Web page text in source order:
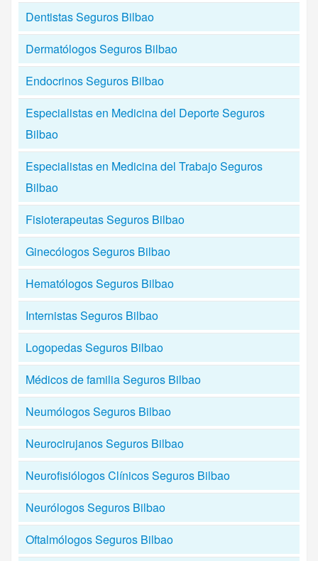
Dentistas Seguros Bilbao
Dermatólogos Seguros Bilbao
Endocrinos Seguros Bilbao
Especialistas en Medicina del Deporte Seguros
Bilbao
Especialistas en Medicina del Trabajo Seguros
Bilbao
Fisioterapeutas Seguros Bilbao
Ginecólogos Seguros Bilbao
Hematólogos Seguros Bilbao
Internistas Seguros Bilbao
Logopedas Seguros Bilbao
Médicos de familia Seguros Bilbao
Neumólogos Seguros Bilbao
Neurocirujanos Seguros Bilbao
Neurofisiólogos Clínicos Seguros Bilbao
Neurólogos Seguros Bilbao
Oftalmólogos Seguros Bilbao